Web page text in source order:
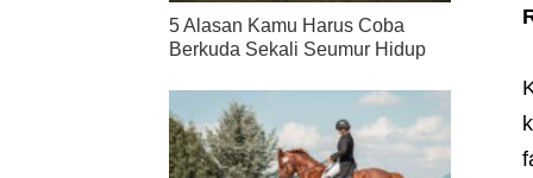
5 Alasan Kamu Harus Coba
Berkuda Sekali Seumur Hidup